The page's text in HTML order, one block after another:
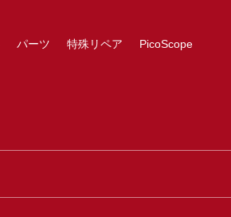
パーツ 特殊リペア PicoScope